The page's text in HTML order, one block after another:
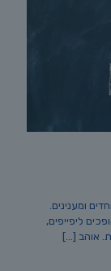
ומענינים.
ליפייפים,
אוהב […]